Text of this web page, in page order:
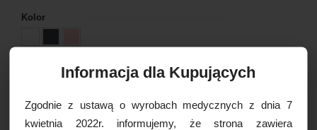
Kolor
Czas realizacji: 24 godziny
OPCJE DOSTAWY
Informacja dla Kupujących
Zgodnie z ustawą o wyrobach medycznych z dnia 7
kwietnia 2022r. informujemy, że strona zawiera